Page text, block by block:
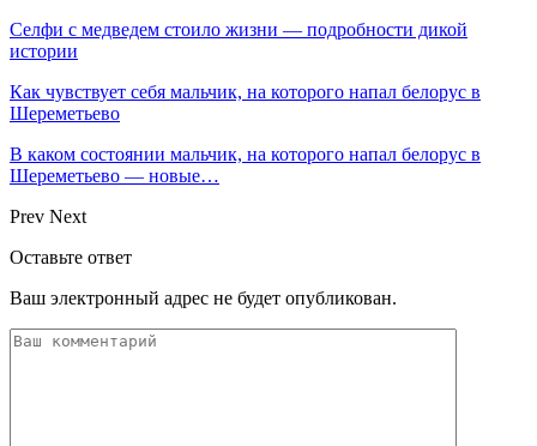
Селфи с медведем стоило жизни — подробности дикой
истории
Как чувствует себя мальчик, на которого напал белорус в
Шереметьево
В каком состоянии мальчик, на которого напал белорус в
Шереметьево — новые…
Prev Next
Оставьте ответ
Ваш электронный адрес не будет опубликован.